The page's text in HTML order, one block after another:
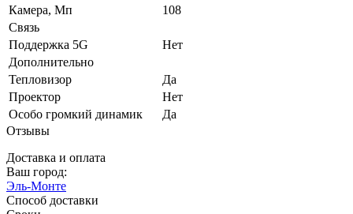
Камера, Мп
108
Связь
Поддержка 5G
Нет
Дополнительно
Тепловизор
Да
Проектор
Нет
Особо громкий динамик
Да
Отзывы
Доставка и оплата
Ваш город:
Эль-Монте
Способ доставки